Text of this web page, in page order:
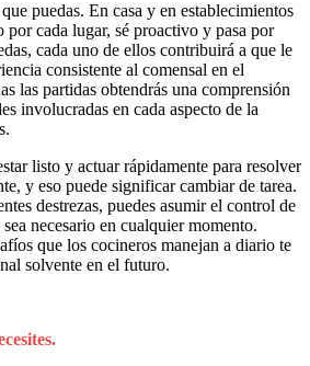
puedas. En casa y en establecimientos
por cada lugar, sé proactivo y pasa por
cada uno de ellos contribuirá a que le
consistente al comensal en el
las partidas obtendrás una comprensión
involucradas en cada aspecto de la
listo y actuar rápidamente para resolver
y eso puede significar cambiar de tarea.
destrezas, puedes asumir el control de
necesario en cualquier momento.
que los cocineros manejan a diario te
solvente en el futuro.